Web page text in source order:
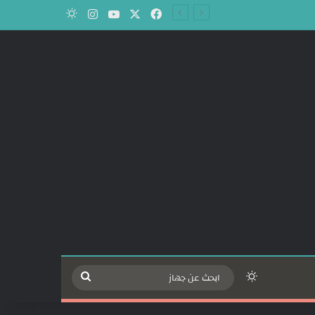
فيسبوك‫YouTube
انستقرامالوضع المظلم
الوضع المظلم
ابحث
عن